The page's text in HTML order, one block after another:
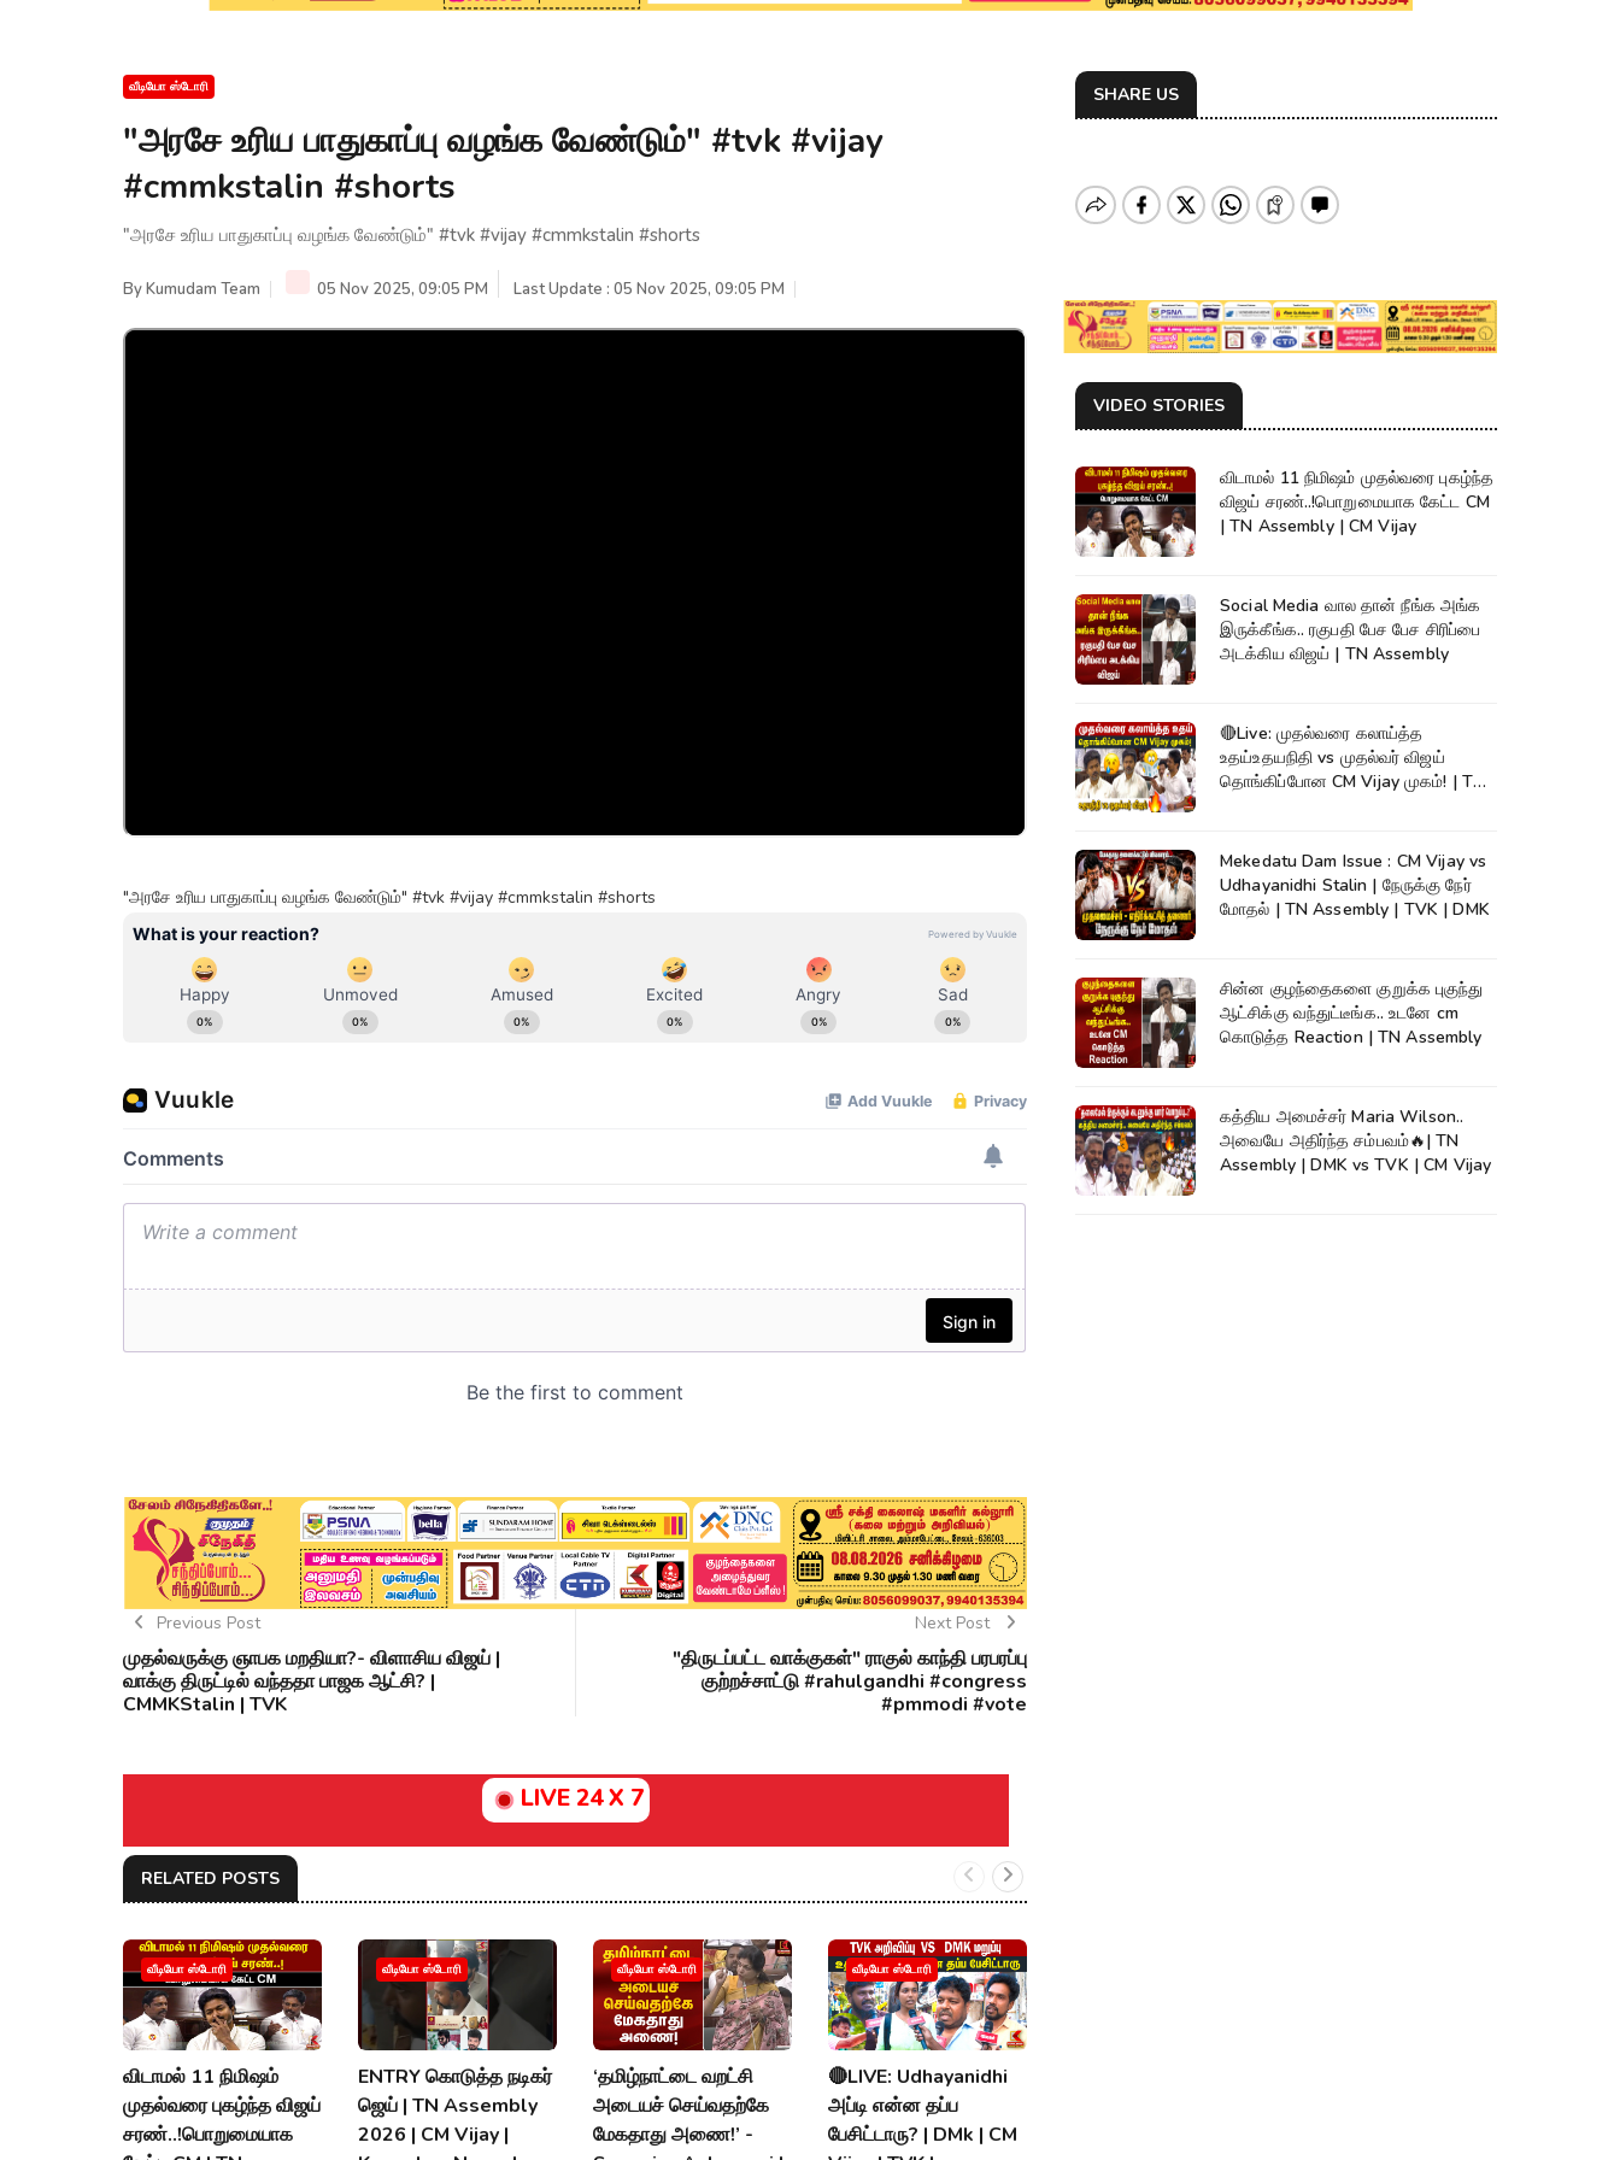
வீடியோ ஸ்டோரி
"அரசே உரிய பாதுகாப்பு வழங்க வேண்டும்" #tvk #vijay
#cmmkstalin #shorts
"அரசே உரிய பாதுகாப்பு வழங்க வேண்டும்" #tvk #vijay #cmmkstalin #shorts
ByKumudam Team 05 Nov 2025, 09:05 PM Last Update : 05 Nov 2025, 09:05 PM
"அரசே உரிய பாதுகாப்பு வழங்க வேண்டும்" #tvk #vijay #cmmkstalin #shorts
Previous Post
முதல்வருக்கு ஞாபக மறதியா?- விளாசிய விஜய் |
வாக்கு திருட்டில் வந்ததா பாஜக ஆட்சி? |
CMMKStalin | TVK
Next Post
"திருடப்பட்ட வாக்குகள்" ராகுல் காந்தி பரபரப்பு
குற்றச்சாட்டு #rahulgandhi #congress
#pmmodi #vote
LIVE 24 X 7
RELATED POSTS
வீடியோ ஸ்டோரி
விடாமல் 11 நிமிஷம்
முதல்வரை புகழ்ந்த விஜய்
சரண்..!பொறுமையாக
வீடியோ ஸ்டோரி
ENTRY கொடுத்த நடிகர்
ஜெய் | TN Assembly
2026 | CM Vijay |
வீடியோ ஸ்டோரி
‘தமிழ்நாட்டை வறட்சி
அடையச் செய்வதற்கே
மேகதாது அணை!’ -
வீடியோ ஸ்டோரி
🔴LIVE: Udhayanidhi
அப்டி என்ன தப்ப
பேசிட்டாரு? | DMk | CM
SHARE US
VIDEO STORIES
விடாமல் 11 நிமிஷம் முதல்வரை புகழ்ந்த
விஜய் சரண்..!பொறுமையாக கேட்ட CM
| TN Assembly | CM Vijay
Social Media வால தான் நீங்க அங்க
இருக்கீங்க.. ரகுபதி பேச பேச சிரிப்பை
அடக்கிய விஜய் | TN Assembly
🔴Live: முதல்வரை கலாய்த்த
உதய்உதயநிதி vs முதல்வர் விஜய்
தொங்கிப்போன CM Vijay முகம்! | TN
Mekedatu Dam Issue : CM Vijay vs
Udhayanidhi Stalin | நேருக்கு நேர்
மோதல் | TN Assembly | TVK | DMK
சின்ன குழந்தைகளை குறுக்க புகுந்து
ஆட்சிக்கு வந்துட்டீங்க.. உடனே cm
கொடுத்த Reaction | TN Assembly
கத்திய அமைச்சர் Maria Wilson..
அவையே அதிர்ந்த சம்பவம்🔥| TN
Assembly | DMK vs TVK | CM Vijay